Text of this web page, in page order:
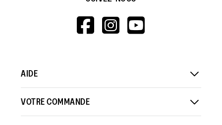
HTTPS://
HTTPS://
AIDE
VOTRE COMMANDE